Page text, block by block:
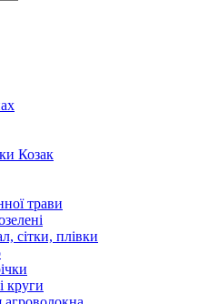
Козак
трави
сітки, плівки
круги